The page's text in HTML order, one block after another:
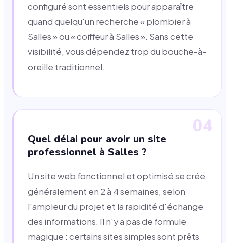
configuré sont essentiels pour apparaître
quand quelqu'un recherche « plombier à
Salles » ou « coiffeur à Salles ». Sans cette
visibilité, vous dépendez trop du bouche-à-
oreille traditionnel.
04
Quel délai pour avoir un site
professionnel à Salles ?
Un site web fonctionnel et optimisé se crée
généralement en 2 à 4 semaines, selon
l'ampleur du projet et la rapidité d'échange
des informations. Il n'y a pas de formule
magique : certains sites simples sont prêts